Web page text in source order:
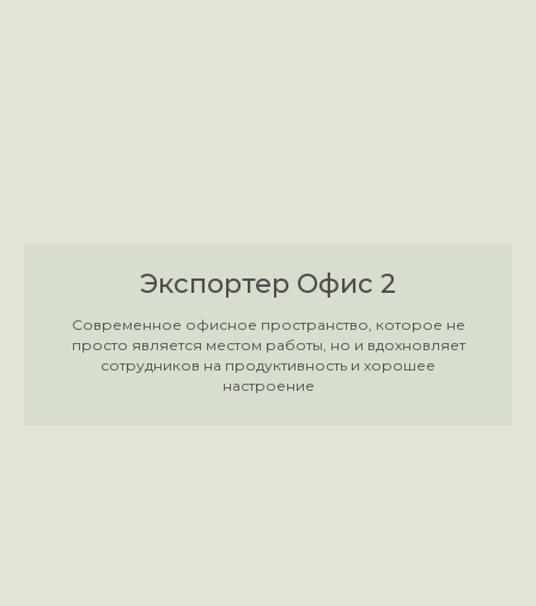
Экспортер Офис 2
Современное офисное пространство, которое не
просто является местом работы, но и вдохновляет
сотрудников на продуктивность и хорошее
настроение